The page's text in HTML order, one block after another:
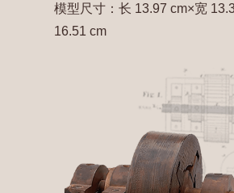
模型尺寸：长 13.97 cm×宽
16.51 cm